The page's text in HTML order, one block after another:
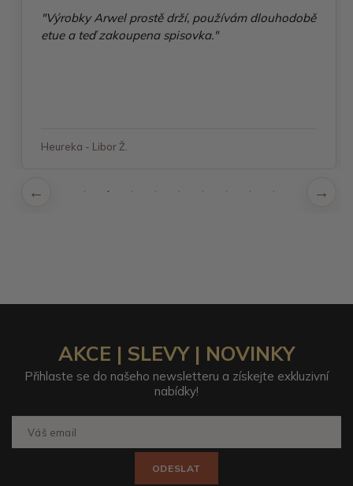
"Výrobky Arwel prostě drží, používám dlouhodobě
etue a teď zakoupena spisovka."
Heureka - Libor Ž.
AKCE | SLEVY | NOVINKY
Přihlaste se do našeho newsletteru a získejte exkluzivní
nabídky!
ODESLAT